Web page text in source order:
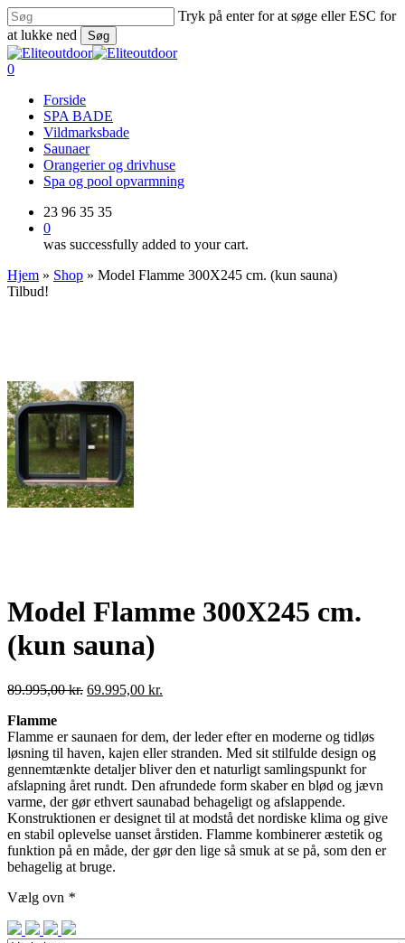
Skip
to
main
content
Tryk på enter for at søge eller ESC for
at lukke ned
Søg
Close
Search
0
Forside
SPA BADE
Vildmarksbade
Saunaer
Orangerier og drivhuse
Spa og pool opvarmning
23 96 35 35
0
was successfully added to your cart.
Hjem » Shop » Model Flamme 300X245 cm. (kun sauna)
Tilbud!
Model Flamme 300X245 cm.
(kun sauna)
89.995,00kr. Den
var:
89.995,00 kr..
69.995,00 kr.
er:
69.995,00 kr..
Flamme
Flamme er saunaen for dem, der leder efter en moderne og tidløs
løsning til haven, kajen eller stranden. Med sit stilfulde design og
gennemtænkte detaljer bliver den et naturligt samlingspunkt for
afslapning året rundt. Den afrundede form skaber en blød og jævn
varme, der gør ethvert saunabad behageligt og afslappende.
Konstruktionen er designet til at modstå det nordiske klima og give
en stabil oplevelse uanset årstiden. Flamme kombinerer æstetik og
funktion på en måde, der gør den lige så smuk at se på, som den er
behagelig at bruge.
Vælg ovn *